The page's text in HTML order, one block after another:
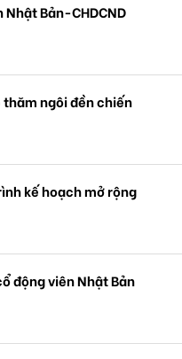
Bản-CHDCND
ngôi đền chiến
kế hoạch mở rộng
động viên Nhật Bản